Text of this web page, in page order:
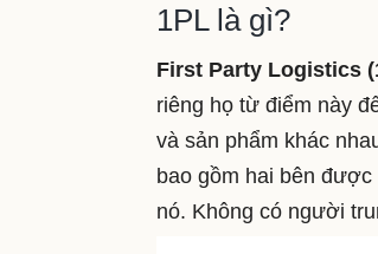
1PL là gì?
First Party Logistics
riêng họ từ điểm này
và sản phẩm khác
bao gồm hai bên
nó. Không có người